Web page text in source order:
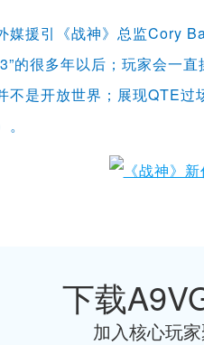
援引《战神》总监Cory
的很多年以后； 玩家会一直
不是开放世界；展现QTE
下载
加入核心玩